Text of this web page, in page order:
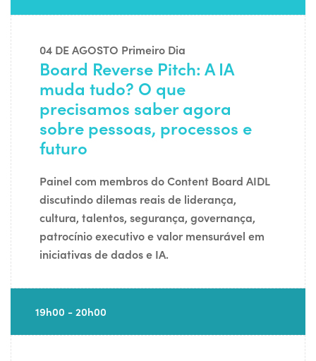
04 DE AGOSTO Primeiro Dia
Board Reverse Pitch: A IA
muda tudo? O que
precisamos saber agora
sobre pessoas, processos e
futuro
Painel com membros do Content Board AIDL
discutindo dilemas reais de liderança,
cultura, talentos, segurança, governança,
patrocínio executivo e valor mensurável em
iniciativas de dados e IA.
19h00 - 20h00